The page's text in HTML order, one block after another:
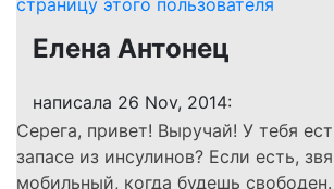
Елена Антонец
написала 26 Nov, 2014:
Серега, привет! Выручай! У тебя
запасе из инсулинов? Если есть,
мобильный, когда будешь